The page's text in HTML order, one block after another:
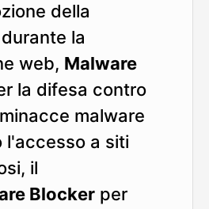
della
la
web, Malware
la difesa contro
malware
l'accesso a siti
il
Blocker per